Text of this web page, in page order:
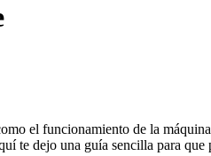
el funcionamiento de la
te dejo una guía sencilla para que